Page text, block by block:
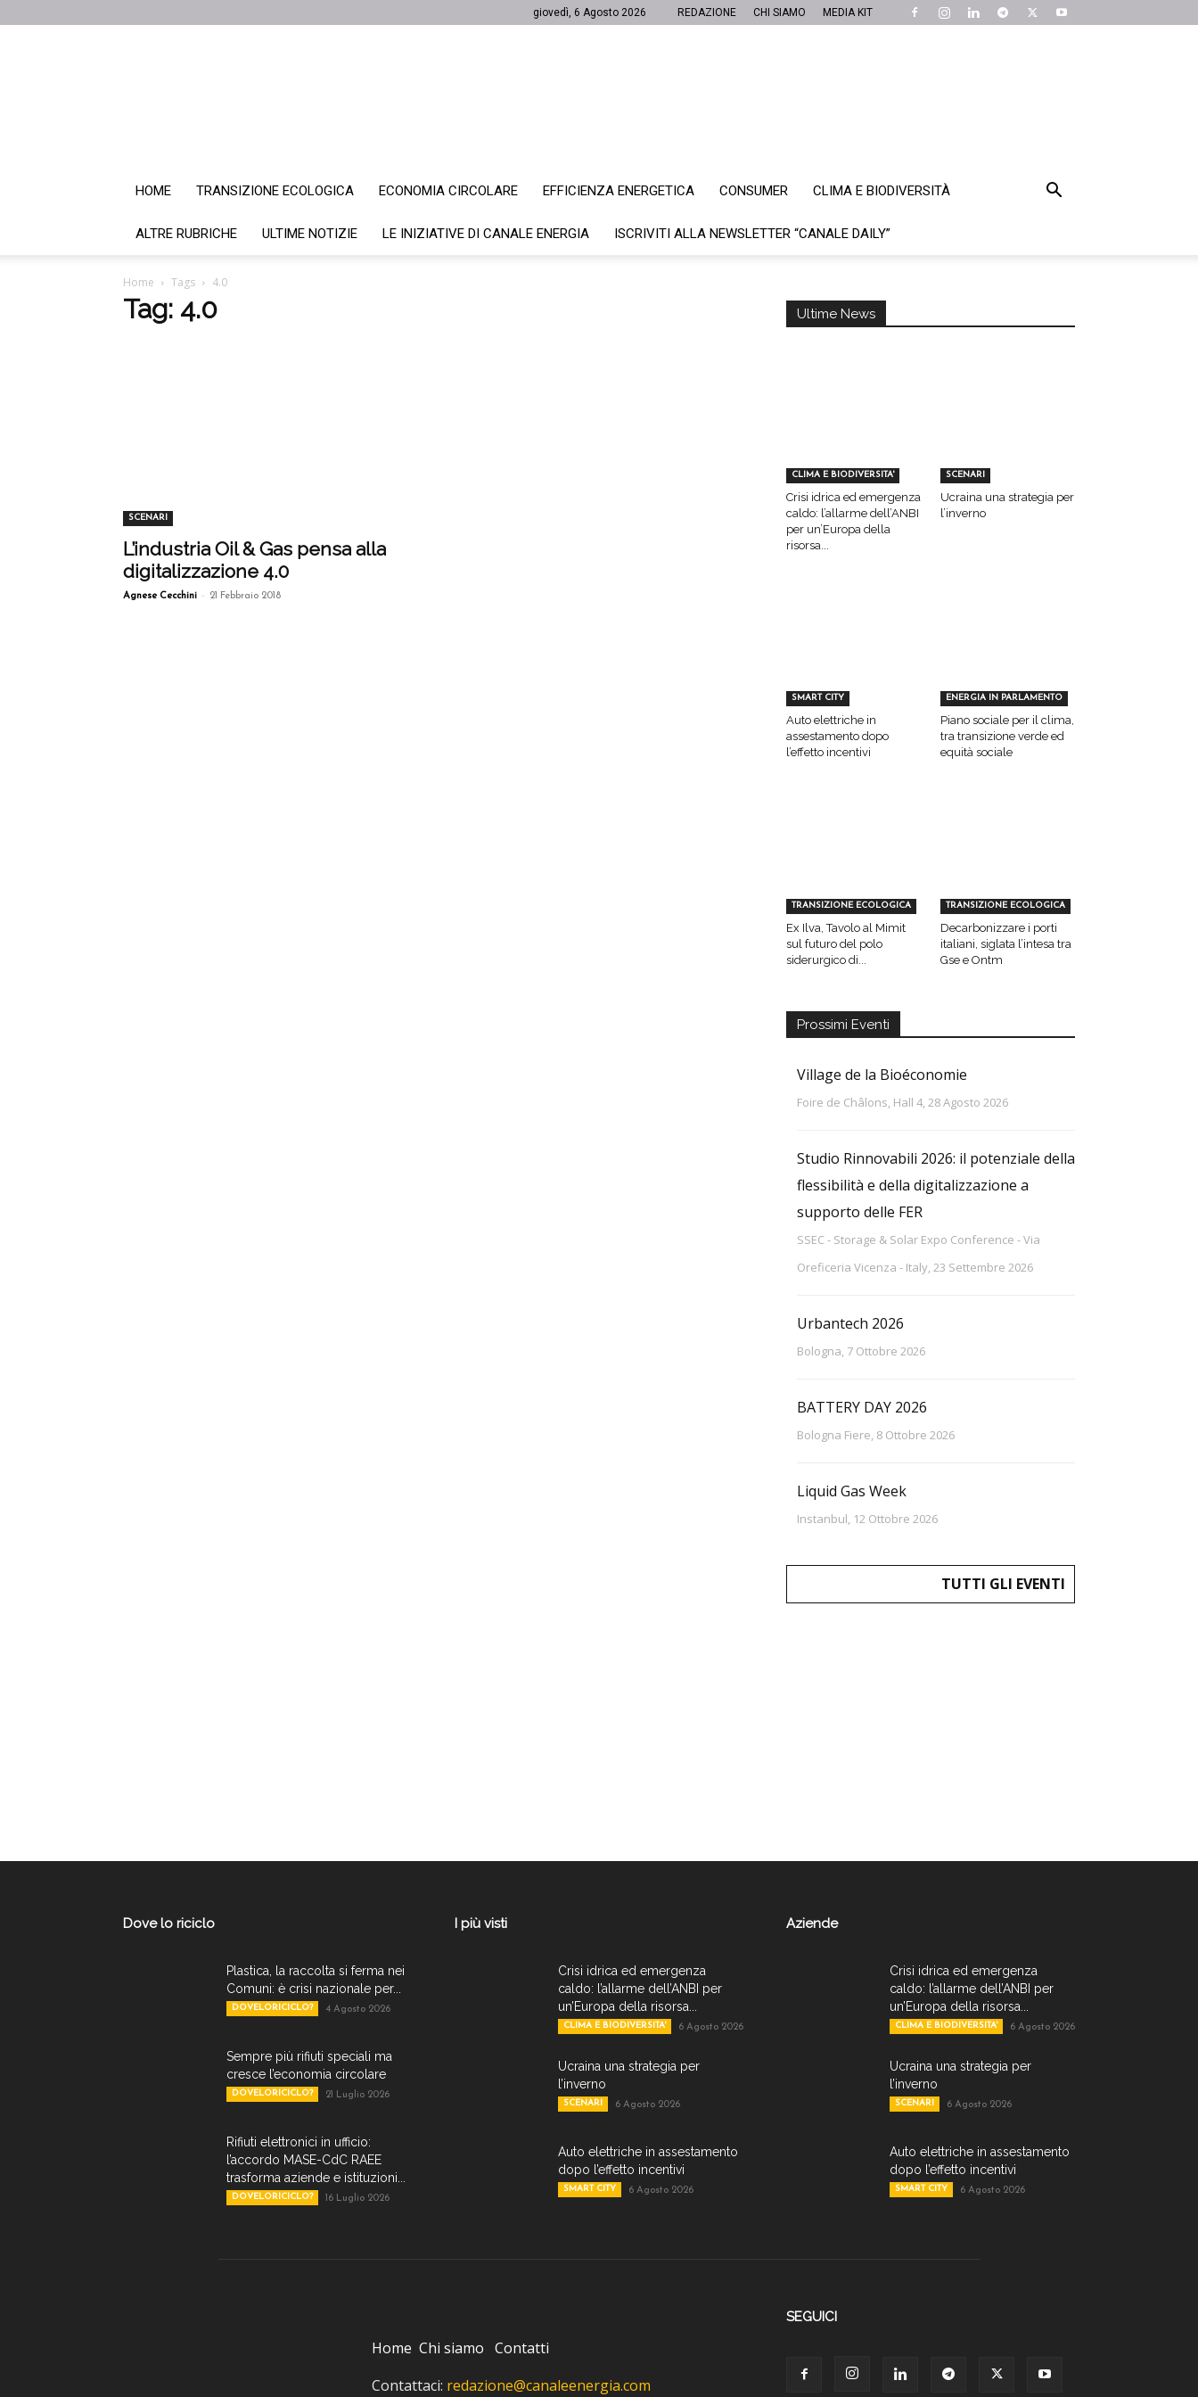
giovedì, 6 Agosto 2026 REDAZIONE CHI SIAMO MEDIA KIT
HOME TRANSIZIONE ECOLOGICA ECONOMIA CIRCOLARE EFFICIENZA ENERGETICA CONSUMER CLIMA E BIODIVERSITÀ
ALTRE RUBRICHE ULTIME NOTIZIE LE INIZIATIVE DI CANALE ENERGIA ISCRIVITI ALLA NEWSLETTER “CANALE DAILY”
Home Tags 4.0
Tag: 4.0
SCENARI
L’industria Oil & Gas pensa alla
digitalizzazione 4.0
Agnese Cecchini - 21 Febbraio 2018
Ultime News
CLIMA E BIODIVERSITA'
Crisi idrica ed emergenza
caldo: l’allarme dell’ANBI
per un’Europa della
risorsa...
SCENARI
Ucraina una strategia per
l’inverno
SMART CITY
Auto elettriche in
assestamento dopo
l’effetto incentivi
ENERGIA IN PARLAMENTO
Piano sociale per il clima,
tra transizione verde ed
equità sociale
TRANSIZIONE ECOLOGICA
Ex Ilva, Tavolo al Mimit
sul futuro del polo
siderurgico di...
TRANSIZIONE ECOLOGICA
Decarbonizzare i porti
italiani, siglata l’intesa tra
Gse e Ontm
Prossimi Eventi
Village de la Bioéconomie
Foire de Châlons, Hall 4, 28 Agosto 2026
Studio Rinnovabili 2026: il potenziale della
flessibilità e della digitalizzazione a
supporto delle FER
SSEC - Storage & Solar Expo Conference - Via
Oreficeria Vicenza - Italy, 23 Settembre 2026
Urbantech 2026
Bologna, 7 Ottobre 2026
BATTERY DAY 2026
Bologna Fiere, 8 Ottobre 2026
Liquid Gas Week
Instanbul, 12 Ottobre 2026
TUTTI GLI EVENTI
Dove lo riciclo
Plastica, la raccolta si ferma nei
Comuni: è crisi nazionale per...
DOVELORICICLO? 4 Agosto 2026
Sempre più rifiuti speciali ma
cresce l’economia circolare
DOVELORICICLO? 21 Luglio 2026
Rifiuti elettronici in ufficio:
l’accordo MASE-CdC RAEE
trasforma aziende e istituzioni...
DOVELORICICLO? 16 Luglio 2026
I più visti
Crisi idrica ed emergenza
caldo: l’allarme dell’ANBI per
un’Europa della risorsa...
CLIMA E BIODIVERSITA' 6 Agosto 2026
Ucraina una strategia per
l’inverno
SCENARI 6 Agosto 2026
Auto elettriche in assestamento
dopo l’effetto incentivi
SMART CITY 6 Agosto 2026
Aziende
Crisi idrica ed emergenza
caldo: l’allarme dell’ANBI per
un’Europa della risorsa...
CLIMA E BIODIVERSITA' 6 Agosto 2026
Ucraina una strategia per
l’inverno
SCENARI 6 Agosto 2026
Auto elettriche in assestamento
dopo l’effetto incentivi
SMART CITY 6 Agosto 2026
Home Chi siamo Contatti
Contattaci: redazione@canaleenergia.com
SEGUICI